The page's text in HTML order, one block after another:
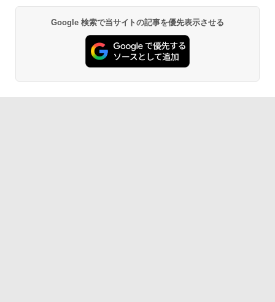
Google 検索で当サイトの記事を優先表示させる